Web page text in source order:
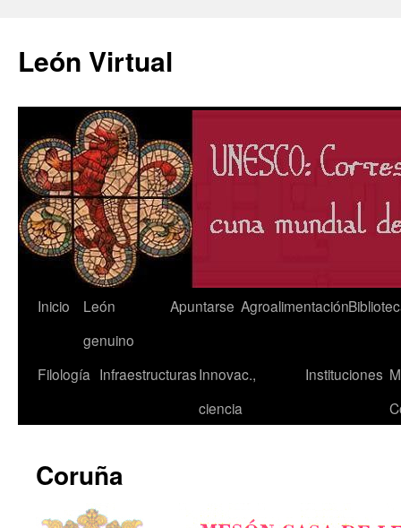
León Virtual
Saltar
contenido
Inicio
León
genuino
Apuntarse Agroalimentación
Filología InfraestructurasInnovac.,
ciencia
Instituciones
Coruña